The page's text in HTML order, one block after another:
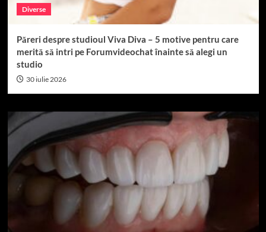
Diverse
Păreri despre studioul Viva Diva – 5 motive pentru care
merită să intri pe Forumvideochat înainte să alegi un
studio
30 iulie 2026